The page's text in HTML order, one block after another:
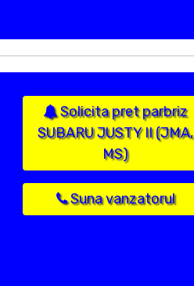
Solicita pret parbriz
SUBARU JUSTY II (JMA,
MS)
Suna vanzatorul